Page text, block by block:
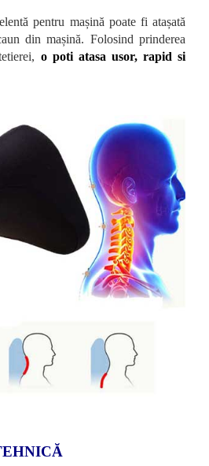
pentru mașină poate fi atașată
din mașină. Folosind prinderea
o poti atasa usor, rapid si